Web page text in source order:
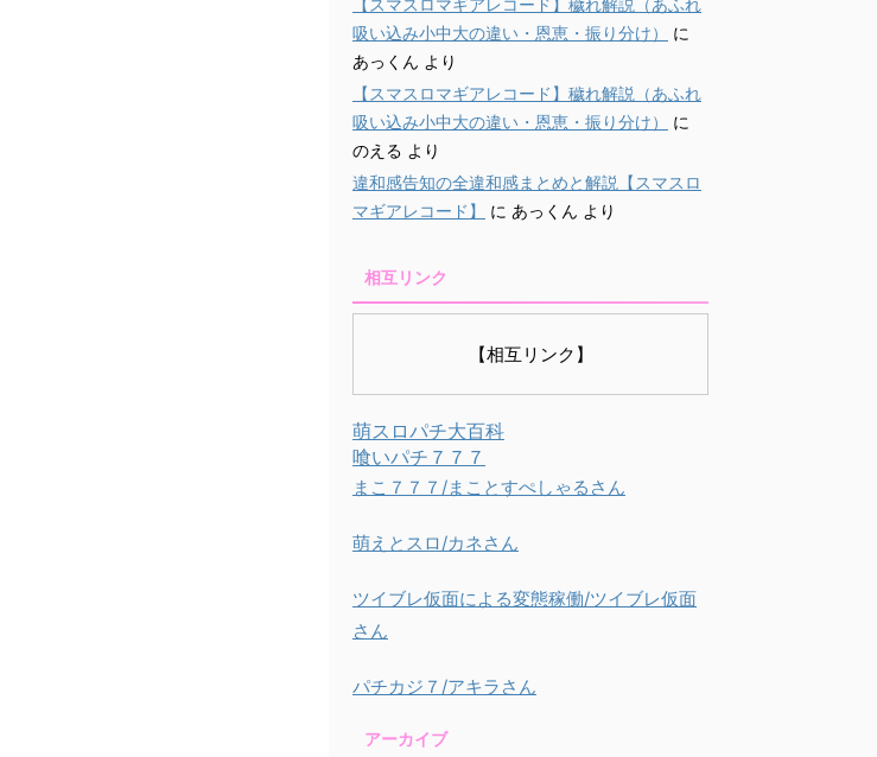
【スマスロマギアレコード】穢れ解説（あふれ
吸い込み小中大の違い・恩恵・振り分け）
に
あっくん より
【スマスロマギアレコード】穢れ解説（あふれ
吸い込み小中大の違い・恩恵・振り分け）
に
のえる より
違和感告知の全違和感まとめと解説【スマスロ
マギアレコード】
に あっくん より
相互リンク
【相互リンク】
萌スロパチ大百科
喰いパチ７７７
まこ７７７/まことすぺしゃるさん
萌えとスロ/カネさん
ツイブレ仮面による変態稼働/ツイブレ仮面
さん
パチカジ７/アキラさん
アーカイブ